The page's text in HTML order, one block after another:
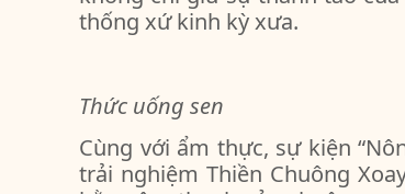
thống xứ kinh kỳ xưa.
Thức uống sen
Cùng với ẩm thực, sự kiện
trải nghiệm Thiền Chuông